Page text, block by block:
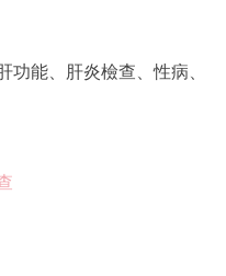
功能、肝炎檢查、性病、